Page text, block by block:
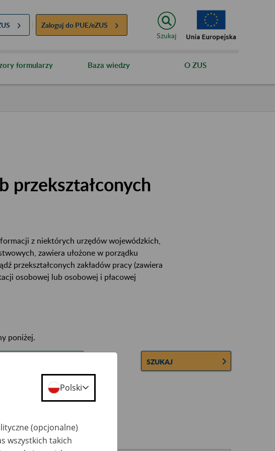
Zaloguj do PUE/eZUS
Szukaj
formularzy Baza wiedzy O ZUS
przekształconych
z niektórych urzędów wojewódzkich,
zawiera ułożone w porządku
przekształconych zakładów pracy (zawiera
osobowej lub osobowej i płacowej
poniżej.
SZUKAJ
Polski
(opcjonalne)
wszystkich takich